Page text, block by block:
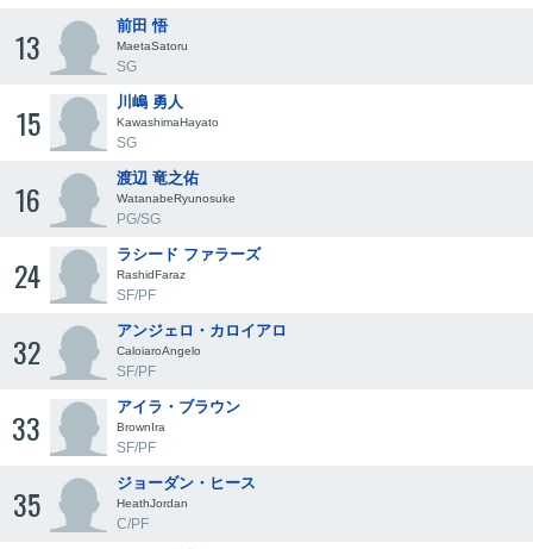
13 前田 悟
MaetaSatoru
SG
15 川嶋 勇人
KawashimaHayato
SG
16 渡辺 竜之佑
WatanabeRyunosuke
PG/SG
24 ラシード ファラーズ
RashidFaraz
SF/PF
32 アンジェロ・カロイアロ
CaloiaroAngelo
SF/PF
33 アイラ・ブラウン
BrownIra
SF/PF
35 ジョーダン・ヒース
HeathJordan
C/PF